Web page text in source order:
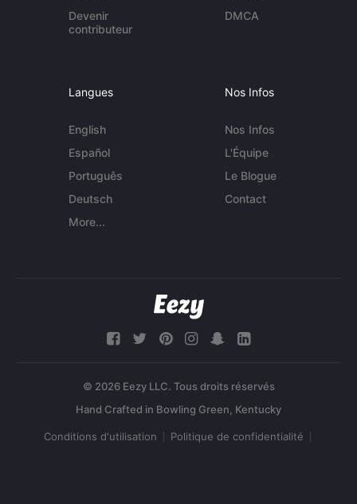
Devenir
contributeur
DMCA
Langues
English
Español
Português
Deutsch
More...
Nos Infos
Nos Infos
L'Équipe
Le Blogue
Contact
© 2026 Eezy LLC. Tous droits réservés
Conditions d'utilisation Politique de confidentialité